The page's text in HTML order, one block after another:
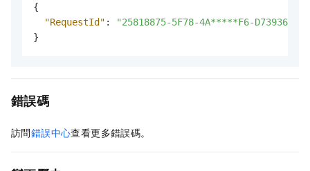
{
"RequestId" :
"25818875-5F78-4A*****F6-
}
錯誤碼
訪問錯誤中心查看更多錯誤碼。